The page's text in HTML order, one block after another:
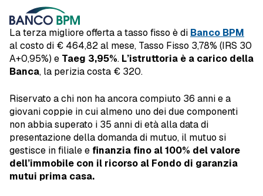
La terza migliore offerta a tasso fisso è di Banco BPM
al costo di € 464,82 al mese, Tasso Fisso 3,78% (IRS 30
A+0,95%) e Taeg 3,95%. L’istruttoria è a carico della
Banca, la perizia costa € 320.
Riservato a chi non ha ancora compiuto 36 anni e a
giovani coppie in cui almeno uno dei due componenti
non abbia superato i 35 anni di età alla data di
presentazione della domanda di mutuo, il mutuo si
gestisce in filiale e finanzia fino al 100% del valore
dell’immobile con il ricorso al Fondo di garanzia
mutui prima casa.